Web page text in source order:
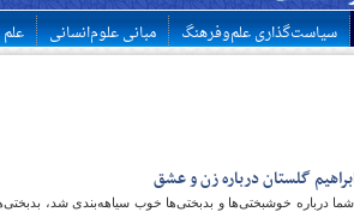
سیاست‌گذاری علم‌وفرهنگ مبانی علوم‌انسانی
گلستان درباره زن و عشق
شما درباره خوشبختی‌ها و بدبختی‌ها خوب سیاهه‌بندی شد،